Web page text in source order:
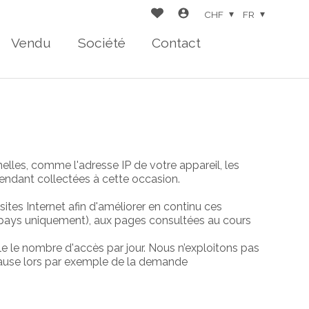
Vendu Société Contact
CHF FR
comme l'adresse IP de votre appareil, les
collectées à cette occasion.
Internet afin d'améliorer en continu ces
uniquement), aux pages consultées au cours
nombre d'accès par jour. Nous n’exploitons pas
lors par exemple de la demande